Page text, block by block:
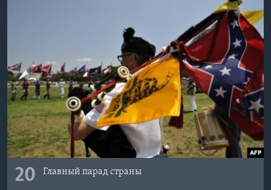
20 Главный парад страны